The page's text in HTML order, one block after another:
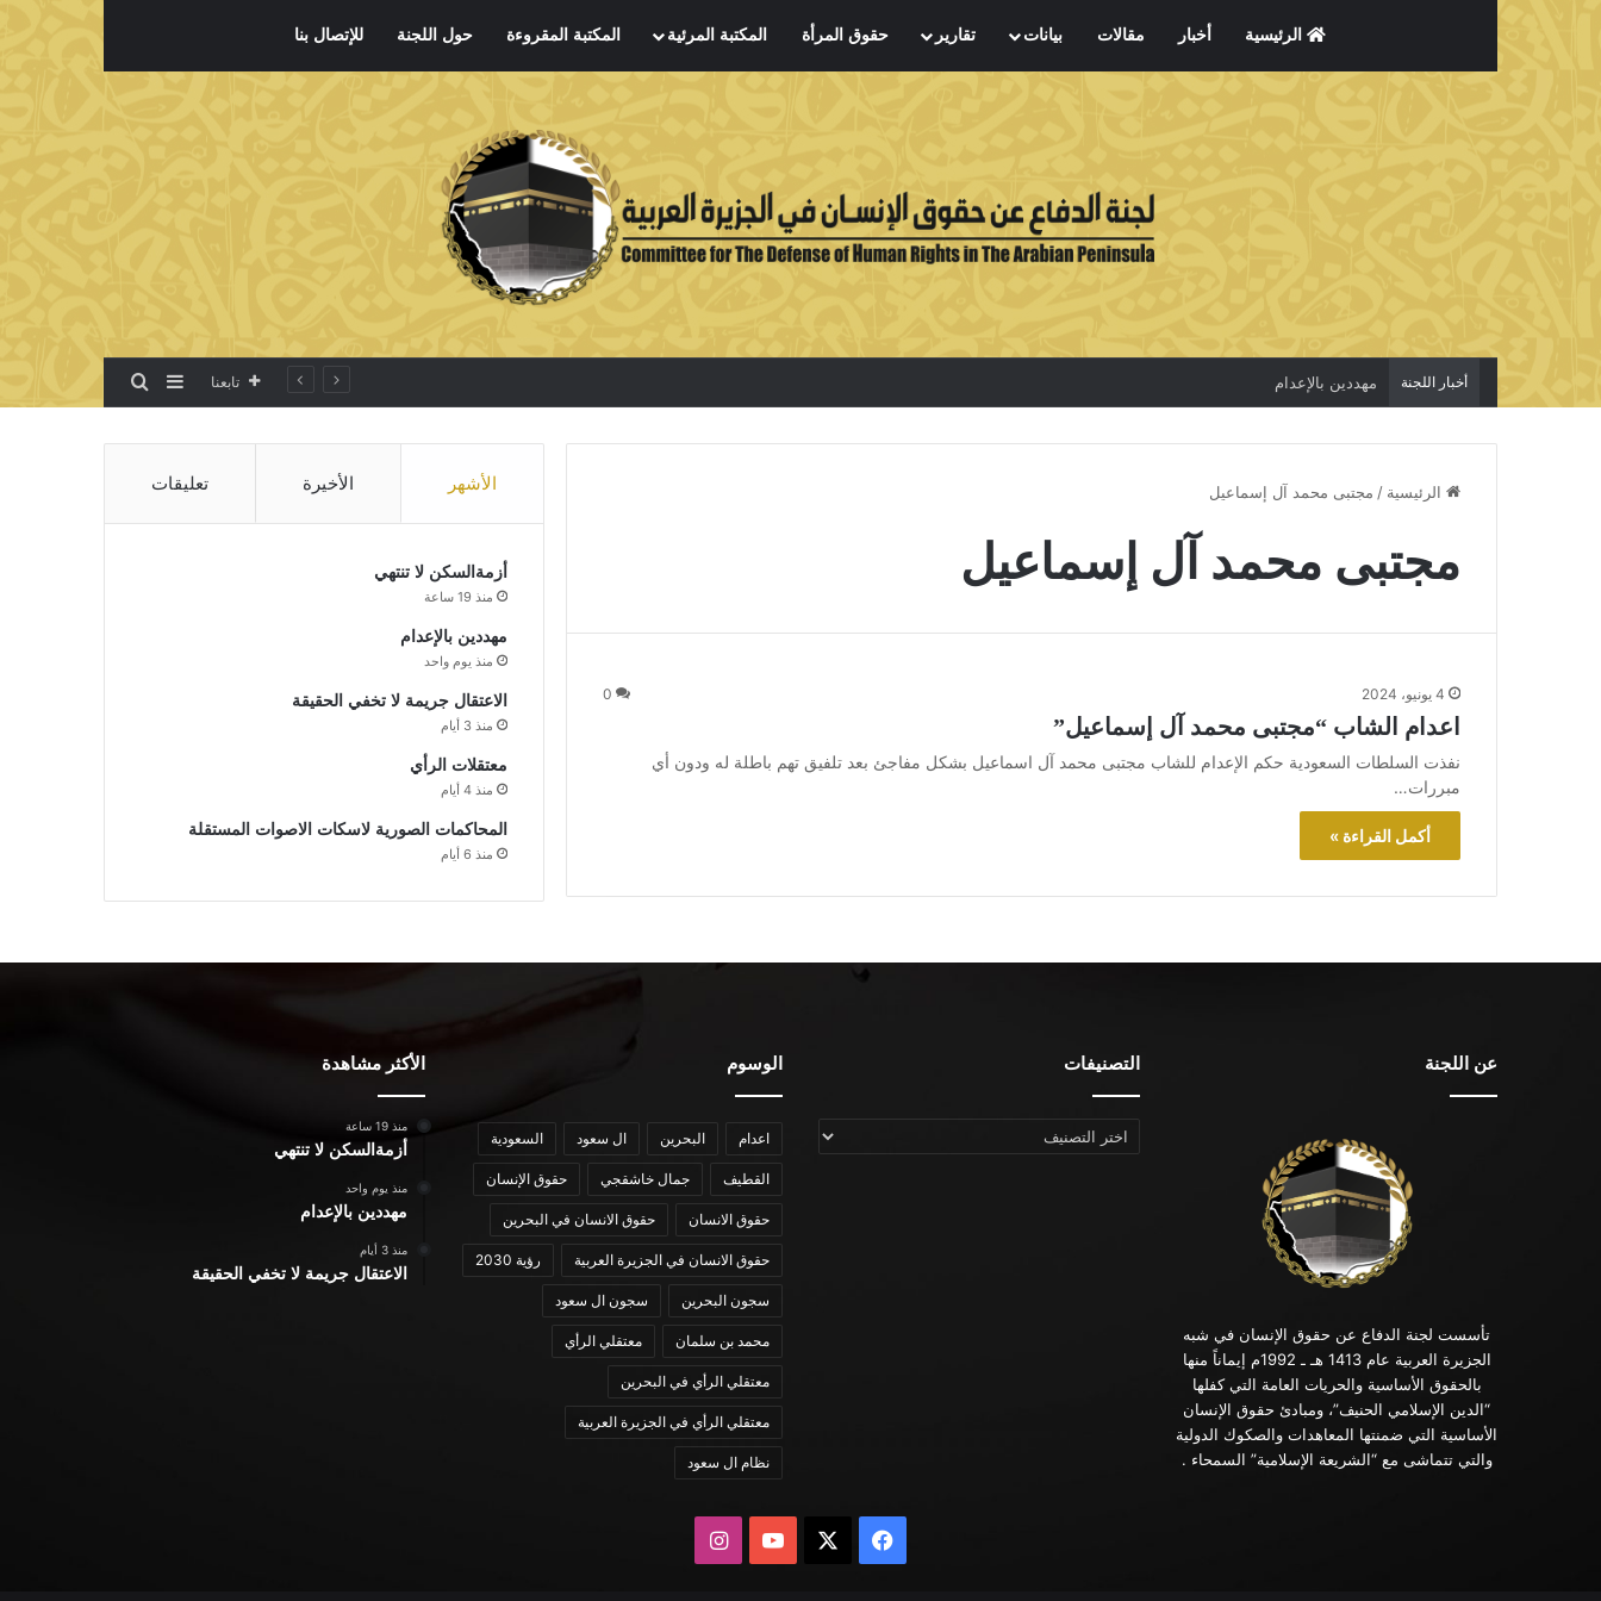
الرئيسية أخبار مقالات بيانات تقارير حقوق المرأة المكتبة المرئية المكتبة المقروءة حول اللجنة للإتصال بنا
أخبار اللجنة مهددين بالإعدام تابعنا إضافة عمود جانبي
بحث عن
الرئيسية / مجتبى محمد آل إسماعيل
مجتبى محمد آل إسماعيل
4 يونيو، 2024 0
اعدام الشاب “مجتبى محمد آل إسماعيل”
نفذت السلطات السعودية حكم الإعدام للشاب مجتبى محمد آل اسماعيل بشكل مفاجئ بعد تلفيق تهم باطلة له ودون أي
مبررات…
أكمل القراءة »
الأشهر الأخيرة تعليقات
أزمةالسكن لا تنتهي
منذ 19 ساعة
مهددين بالإعدام
منذ يوم واحد
الاعتقال جريمة لا تخفي الحقيقة
منذ 3 أيام
معتقلات الرأي
منذ 4 أيام
المحاكمات الصورية لاسكات الاصوات المستقلة
منذ 6 أيام
عن اللجنة
تأسست لجنة الدفاع عن حقوق الإنسان في شبه
الجزيرة العربية عام 1413 هـ ـ 1992م إيماناً منها
بالحقوق الأساسية والحريات العامة التي كفلها
“الدين الإسلامي الحنيف”، ومبادئ حقوق الإنسان
الأساسية التي ضمنتها المعاهدات والصكوك الدولية
والتي تتماشى مع “الشريعة الإسلامية” السمحاء .
التصنيفات
التصنيفات
الوسوم
اعدام البحرين ال سعود السعودية
القطيف جمال خاشقجي حقوق الإنسان
حقوق الانسان حقوق الانسان في البحرين
حقوق الانسان في الجزيرة العربية رؤية 2030
سجون البحرين سجون ال سعود
محمد بن سلمان معتقلي الرأي
معتقلي الرأي في البحرين
معتقلي الرأي في الجزيرة العربية
نظام ال سعود
الأكثر مشاهدة
منذ 19 ساعة
أزمةالسكن لا تنتهي
منذ يوم واحد
مهددين بالإعدام
منذ 3 أيام
الاعتقال جريمة لا تخفي الحقيقة
فيسبوك يوتيوبانستقرام